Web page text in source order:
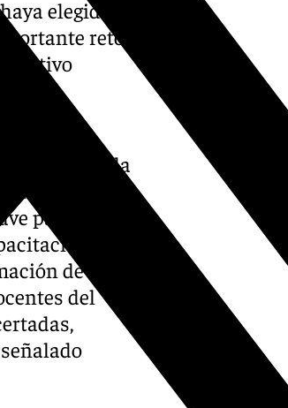
elegido a
reto,
la
de la segunda
Juanma
para
del
de
del